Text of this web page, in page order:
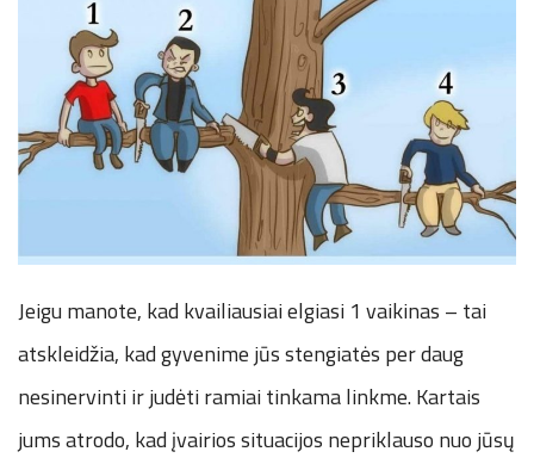
Jeigu manote, kad kvailiausiai elgiasi 1 vaikinas – tai
atskleidžia, kad gyvenime jūs stengiatės per daug
nesinervinti ir judėti ramiai tinkama linkme. Kartais
jums atrodo, kad įvairios situacijos nepriklauso nuo jūsų